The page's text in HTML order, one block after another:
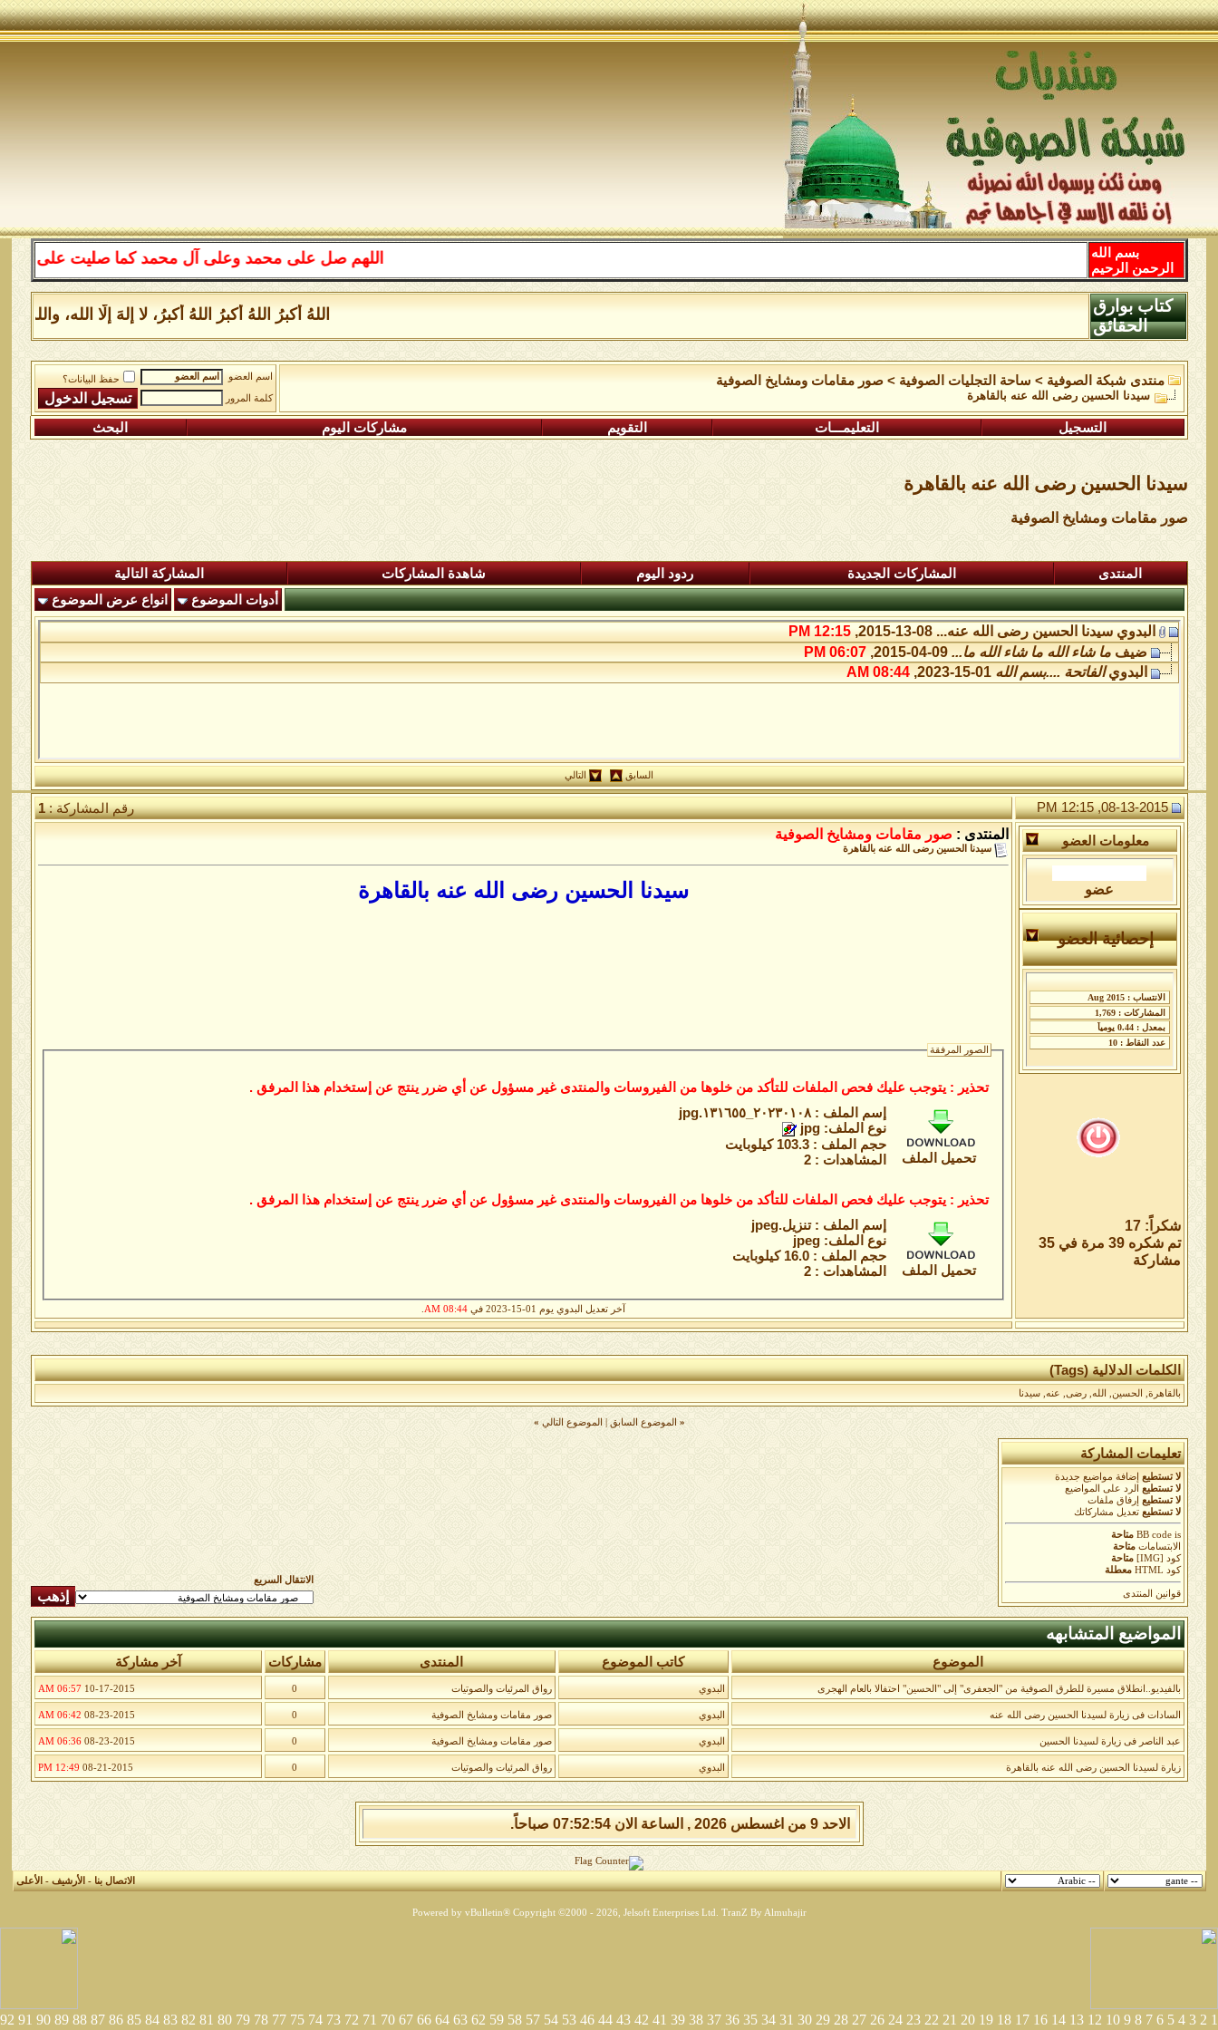
اللهم صل على محمد وعلى آل محمد كما صليت على إبراهيم
بسم الله
الرحمن الرحيم
اللهُ أكبرُ اللهُ أكبرُ اللهُ أكبرُ، لا إلهَ إلَّا الله،
كتاب بوارق
الحقائق
منتدى شبكة الصوفية > ساحة التجليات الصوفية >صور مقامات ومشايخ الصوفية
سيدنا الحسين رضى الله عنه بالقاهرة
اسم العضو
حفظ البيانات؟
كلمة المرور
التسجيل التعليمـــات التقويم مشاركات اليوم البحث
سيدنا الحسين رضى الله عنه بالقاهرة
صور مقامات ومشايخ الصوفية
المنتدى المشاركات الجديدة ردود اليوم شاهدة المشاركات
المشاركة التالية
أدوات الموضوع
انواع عرض الموضوع
البدوي سيدنا الحسين رضى الله عنه...08-13-2015,
12:15 PM
ضيف ما شاء الله ما شاء الله ما... 09-04-2015,
06:07 PM
البدوي الفاتحة ....بسم الله 01-15-2023,
08:44 AM
السابق التالي
08-13-2015, 12:15 PM رقم المشاركة :1
معلومات العضو
عضو
إحصائية العضو
شكراً: 17
تم شكره 39 مرة في 35
مشاركة
المنتدى : صور مقامات ومشايخ الصوفية
سيدنا الحسين رضى الله عنه بالقاهرة
سيدنا الحسين رضى الله عنه بالقاهرة
الصور المرفقة
تحذير : يتوجب عليك فحص الملفات للتأكد من خلوها من الفيروسات والمنتدى غير مسؤول عن أي ضرر ينتج عن إستخدام هذا المرفق .
تحميل الملف
إسم الملف :٢٠٢٣٠١٠٨_١٣١٦٥٥.jpg‏
نوع الملف: jpg
حجم الملف : 103.3 كيلوبايت
المشاهدات : 2
تحذير : يتوجب عليك فحص الملفات للتأكد من خلوها من الفيروسات والمنتدى غير مسؤول عن أي ضرر ينتج عن إستخدام هذا المرفق .
تحميل الملف
إسم الملف :تنزيل.jpeg‏
نوع الملف: jpeg
حجم الملف : 16.0 كيلوبايت
المشاهدات : 2
آخر تعديل البدوي يوم 01-15-2023 في 08:44 AM
الكلمات الدلالية (Tags)
بالقاهرة الحسين الله ,رضى عنه ,سيدنا
« الموضوع السابق الموضوع التالي »
تعليمات المشاركة
لا تستطيع
إضافة مواضيع جديدة
لا تستطيع
الرد على المواضيع
لا تستطيع
إرفاق ملفات
لا تستطيع تعديل مشاركاتك
BB codeis
متاحة
الابتسامات متاحة
كود [IMG]
متاحة
كود HTML
معطلة
قوانين المنتدى
الانتقال السريع
المواضيع المتشابهه
الموضوع كاتب الموضوع المنتدى مشاركات آخر مشاركة
بالفيديو..انطلاق مسيرة للطرق الصوفية من "الجعفرى" إلى "الحسين" احتفالا بالعام الهجرى البدوي رواق المرئيات والصوتيات 0
10-17-2015
06:57 AM
السادات فى زيارة لسيدنا الحسين رضى الله عنه البدوي صور مقامات ومشايخ الصوفية 0
08-23-2015
06:42 AM
عبد الناصر فى زيارة لسيدنا الحسين البدوي صور مقامات ومشايخ الصوفية 0
08-23-2015
06:36 AM
زيارة لسيدنا الحسين رضى الله عنه بالقاهرة البدوي رواق المرئيات والصوتيات 0
08-21-2015
12:49 PM
الاحد 9 من اغسطس 2026 , الساعة الان 07:52:54 صباحاً.
الاتصال بنا-الأرشيف-الأعلى
Powered by vBulletin® Copyright ©2000 - 2026, Jelsoft Enterprises Ltd. TranZ By Almuhajir
1
2
3
4
5
6
7
8
9
10
12
13
14
16
17
18
19
20
21
22
23
24
26
27
28
29
30
31
34
35
36
37
38
39
41
42
43
44
46
53
54
57
58
59
62
63
64
66
67
70
71
72
73
74
75
77
78
79
80
81
82
83
84
85
86
87
88
89
90
91
92